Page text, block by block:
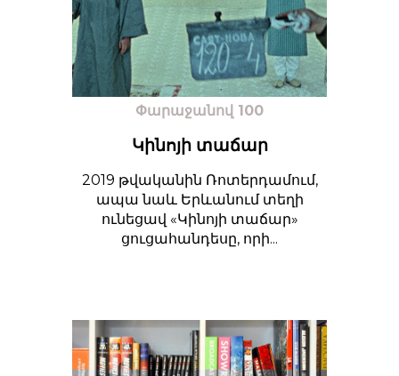
Փարաջանով 100
Կինոյի տաճար
2019 թվականին Ռոտերդամում,
ապա նաև Երևանում տեղի
ունեցավ «Կինոյի տաճար»
ցուցահանդեսը, որի...